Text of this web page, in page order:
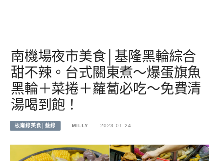
南機場夜市美食│基隆黑輪綜合
甜不辣。台式關東煮～爆蛋旗魚
黑輪＋菜捲＋蘿蔔必吃～免費清
湯喝到飽！
板南線美食│藍線 MILLY 2023-01-24